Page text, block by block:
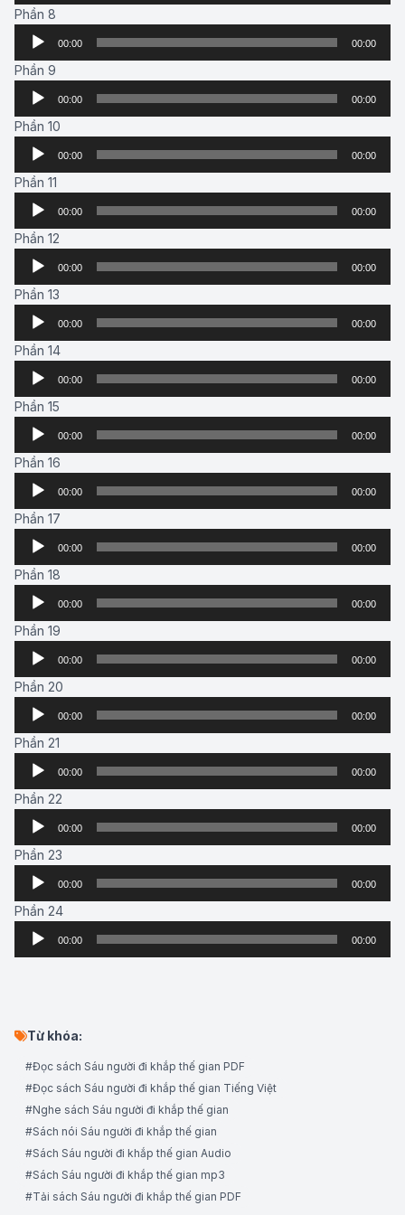
Phần 8
Audio
Player
00:00 00:00
Phần 9
Audio
Player
00:00 00:00
Phần 10
Audio
Player
00:00 00:00
Phần 11
Audio
Player
00:00 00:00
Phần 12
Audio
Player
00:00 00:00
Phần 13
Audio
Player
00:00 00:00
Phần 14
Audio
Player
00:00 00:00
Phần 15
Audio
Player
00:00 00:00
Phần 16
Audio
Player
00:00 00:00
Phần 17
Audio
Player
00:00 00:00
Phần 18
Audio
Player
00:00 00:00
Phần 19
Audio
Player
00:00 00:00
Phần 20
Audio
Player
00:00 00:00
Phần 21
Audio
Player
00:00 00:00
Phần 22
Audio
Player
00:00 00:00
Phần 23
Audio
Player
00:00 00:00
Phần 24
Audio
Player
00:00 00:00
Từ khóa:
#Đọc sách Sáu người đi khắp thế gian PDF
#Đọc sách Sáu người đi khắp thế gian Tiếng Việt
#Nghe sách Sáu người đi khắp thế gian
#Sách nói Sáu người đi khắp thế gian
#Sách Sáu người đi khắp thế gian Audio
#Sách Sáu người đi khắp thế gian mp3
#Tải sách Sáu người đi khắp thế gian PDF